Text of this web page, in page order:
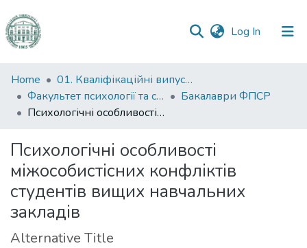
Log In (current)
Communities
&
Collections
Statistics
Home
01. Кваліфікаційні випускні роботи здобувачів вищої освіти
Факультет психології та соціальної роботи
Бакалаври ФПСР
Психологічні особливості міжособистісних конфліктів студентів вищих навчальних закладів
Психологічні особливості
міжособистісних конфліктів
студентів вищих навчальних
закладів
Alternative Title